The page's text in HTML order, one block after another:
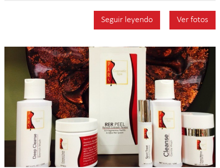
Seguir leyendo Ver fotos